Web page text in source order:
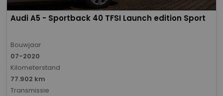
Audi A5 - Sportback 40 TFSI Launch edition Sport
Bouwjaar
07-2020
Kilometerstand
77.902 km
Transmissie